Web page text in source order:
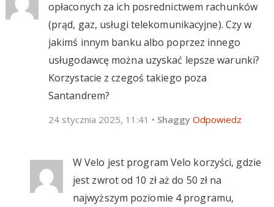
opłaconych za ich posrednictwem rachunków
(prąd, gaz, usługi telekomunikacyjne). Czy w
jakimś innym banku albo poprzez innego
usługodawcę można uzyskać lepsze warunki?
Korzystacie z czegoś takiego poza
Santandrem?
24 stycznia 2025, 11:41 • Shaggy Odpowiedz
W Velo jest program Velo korzyści, gdzie
jest zwrot od 10 zł aż do 50 zł na
najwyższym poziomie 4 programu,